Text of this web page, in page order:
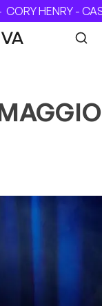
HENRY -